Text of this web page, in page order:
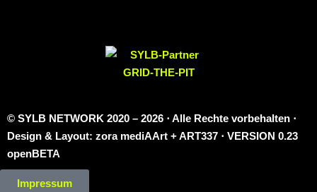
© SYLB NETWORK 2020 – 2026 ⋅ Alle Rechte vorbehalten ⋅
Design & Layout: zora mediAArt + ART337 ⋅ VERSION 0.23
openBETA
Impressum